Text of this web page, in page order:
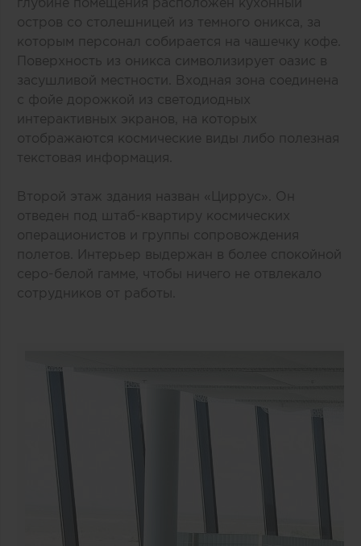
остров со столешницей из темного оникса, за
которым персонал собирается на чашечку кофе.
Поверхность из оникса символизирует оазис в
засушливой местности. Входная зона соединена
с фойе дорожкой из светодиодных
интерактивных экранов, на которых
отображаются космические виды либо полезная
текстовая информация.
Второй этаж здания назван «Циррус». Он
отведен под штаб-квартиру космических
операционистов и группы сопровождения
полетов. Интерьер выдержан в более спокойной
серо-белой гамме, чтобы ничего не отвлекало
сотрудников от работы.